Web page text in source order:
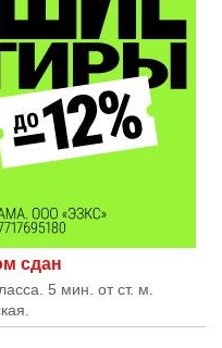
сдан
5 мин. от ст. м.